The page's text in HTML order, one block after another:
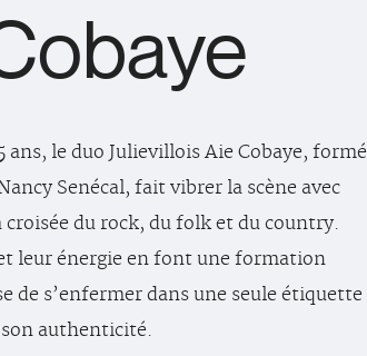
ans, le duo Julievillois Aie Cobaye, formé
Senécal, fait vibrer la scène avec
croisée du rock, du folk et du country.
leur énergie en font une formation
de s’enfermer dans une seule étiquette
authenticité.